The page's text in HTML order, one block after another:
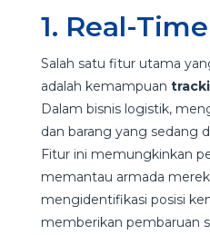
1. Real-
Salah satu fitur utama
adalah kemampuan
Dalam bisnis logistik,
dan barang yang sedang
Fitur ini memungkinkan
memantau armada
mengidentifikasi posisi
memberikan pembaruan